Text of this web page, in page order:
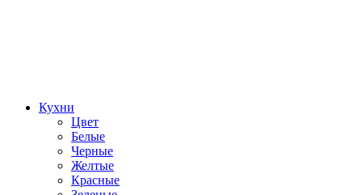
Кухни
Цвет
Белые
Черные
Желтые
Красные